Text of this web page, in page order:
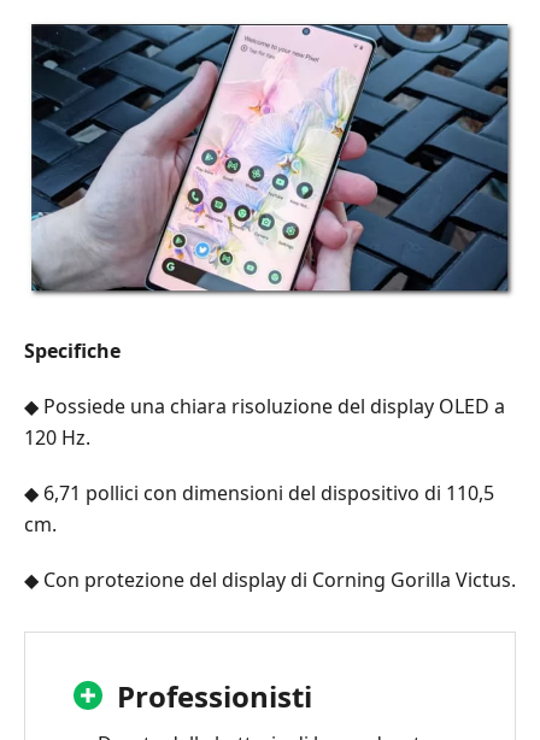
Specifiche
◆ Possiede una chiara risoluzione del display OLED a
120 Hz.
◆ 6,71 pollici con dimensioni del dispositivo di 110,5
cm.
◆ Con protezione del display di Corning Gorilla Victus.
Professionisti